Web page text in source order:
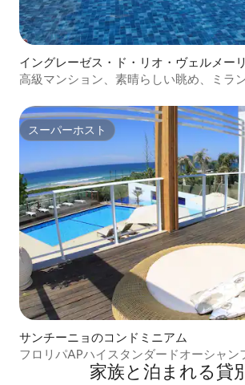
イングレーゼス・ド・リオ・ヴェルメー
コンドミニアム
高級マンション、素晴らしい眺め、ミラ
スーパーホスト
スーパーホスト
サンチーニョのコンドミニアム
フロリパAPハイスタンダードオーシャン
家族と泊まれる貸